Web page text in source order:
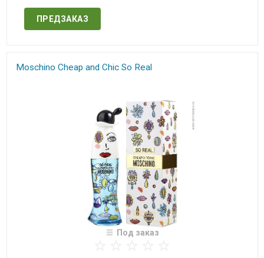
ПРЕДЗАКАЗ
Moschino Cheap and Chic So Real
Под заказ